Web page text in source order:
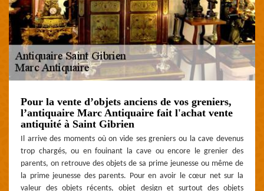
Pour la vente d’objets anciens de vos greniers,
l’antiquaire Marc Antiquaire fait l'achat vente
antiquité à Saint Gibrien
Il arrive des moments où on vide ses greniers ou la cave devenus
trop chargés, ou en fouinant la cave ou encore le grenier des
parents, on retrouve des objets de sa prime jeunesse ou même de
la prime jeunesse des parents. Pour en avoir le cœur net sur la
valeur des objets récents, objet design et surtout des objets